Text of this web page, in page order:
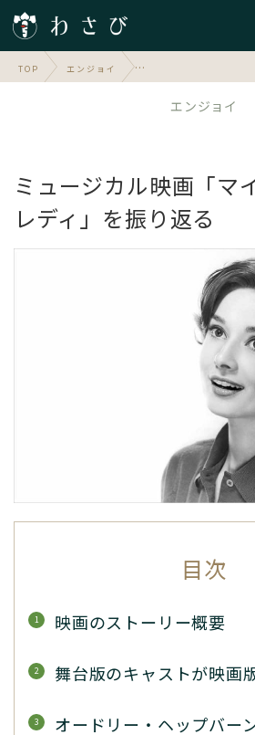
TOP エンジョイ
エンジョイ
ミュージカル映画「マ
レディ」を振り返る
目次
映画のストーリー概要
舞台版のキャストが映画
オードリー・ヘップバー